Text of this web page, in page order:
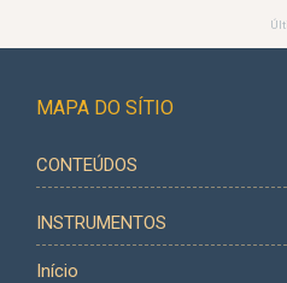
MAPA DO SÍTIO
CONTEÚDOS
INSTRUMENTOS
Início